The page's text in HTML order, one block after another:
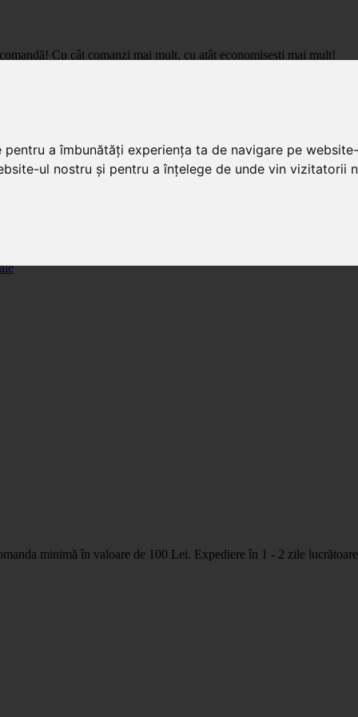
a îmbunătăți experiența ta de navigare pe
ul nostru și pentru a înțelege de unde vin vizitatorii
Cu cât comanzi mai mult, cu atât economisești mai mult!
de importator, cu livrare in toata Romania.
minimă în valoare de 100 Lei. Expediere în 1 - 2 zile